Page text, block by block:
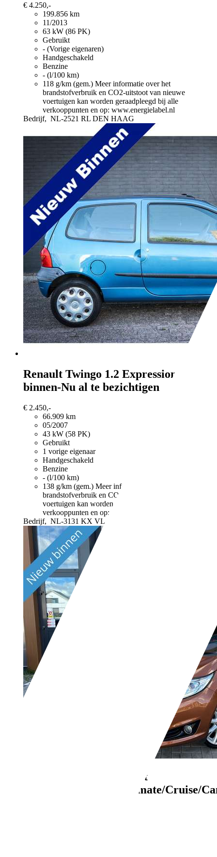
€ 4.250,-
199.856 km
11/2013
63 kW (86 PK)
Gebruikt
- (Vorige eigenaren)
Handgeschakeld
Benzine
- (l/100 km)
118 g/km (gem.) Meer informatie over het
brandstofverbruik en CO2-uitstoot van nieuwe
voertuigen kan worden geraadpleegd bij alle
verkooppunten en op: www.energielabel.nl
Bedrijf, NL-2521 RL DEN HAAG
Renault Twingo 1.2 Expression Net
binnen-Nu al te bezichtigen
€ 2.450,-
66.909 km
05/2007
43 kW (58 PK)
Gebruikt
1 vorige eigenaar
Handgeschakeld
Benzine
- (l/100 km)
138 g/km (gem.) Meer informatie over het
brandstofverbruik en CO2-uitstoot van nieuwe
voertuigen kan worden geraadpleegd bij alle
verkooppunten en op: www.energielabel.nl
Bedrijf, NL-3131 KX VLAARDINGEN
1.0 EcoBoost
Titanium/Aut/Leer/Climate/Cruise/